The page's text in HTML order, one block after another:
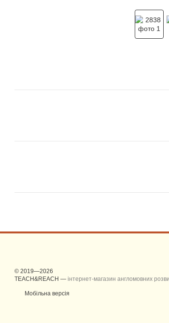
© 2019—2026
TEACH&REACH — інтернет-магазин англомовних
Мобільна версія